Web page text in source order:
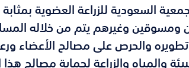
السعودية للزراعة العضوية
ومسوقين وغيرهم يتم من خلاله
والحرص على مصالح الأعضاء
والمياه والزراعة لحماية مصالح